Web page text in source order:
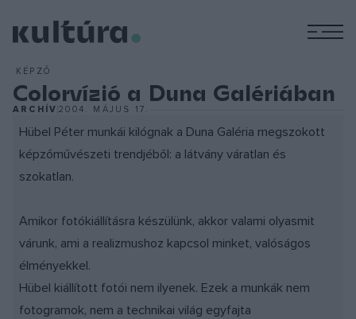
KÉPZŐ
Colorvízió a Duna Galériában
ARCHÍV2004. MÁJUS 17.
Hübel Péter munkái kilógnak a Duna Galéria megszokott
képzőművészeti trendjéből: a látvány váratlan és
szokatlan.
Amikor fotókiállításra készülünk, akkor valami olyasmit
várunk, ami a realizmushoz kapcsol minket, valóságos
élményekkel.
Hübel kiállított fotói nem ilyenek. Ezek a munkák nem
fotogramok, nem a technikai világ egyfajta